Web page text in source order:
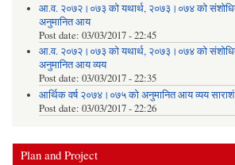
आ.व. २०७२।०७३ को यथार्थ, २०७३।०७४ को
अनुमानित आय
Post date: 03/03/2017 - 22:45
आ.व. २०७२।०७३ को यथार्थ, २०७३।०७४ को
अनुमानित आय व्यय
Post date: 03/03/2017 - 22:35
आर्थिक वर्ष २०७४।०७५ को अनुमानित आय व्यय साराशं
Post date: 03/03/2017 - 22:26
Plan and Project